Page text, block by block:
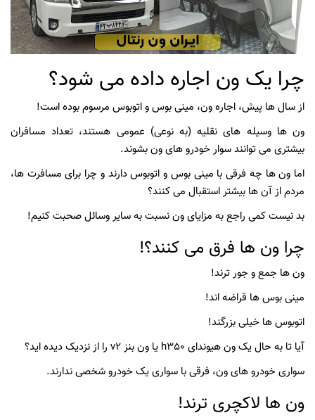
چرا یک ون اجاره داده می شود؟
از سال ها پیش، اجاره ون، مینی بوس و اتوبوس مرسوم بوده است!
ون ها وسیله های نقلیه (به نوعی) عمومی هستند، تعداد مسافران
بیشتری می توانند سوار خودرو های ون بشوند.
اما ون ها چه فرقی با مینی بوس و اتوبوس دارند و چرا برای مسافرت ها،
مردم از آن ها بیشتر استقبال می کنند؟
بد نیست کمی راجع به مزایای ون نسبت به سایر وسائل صحبت کنیم!
چرا ون ها فرق می کنند؟!
ون ها جمع و جور ترند!
مینی بوس ها قراضه اند!
اتوبوس ها خیلی بزرگند!
آیا تا به حال یک ون هیوندای h350 یا ون بنز v2 را از نزدیک دیده اید؟
سواری خودرو های ون، فرقی با سواری یک خودرو شخصی ندارند.
ون ها لاکچری ترند!